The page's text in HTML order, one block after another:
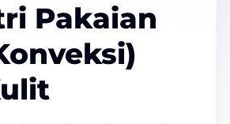
Pakaian